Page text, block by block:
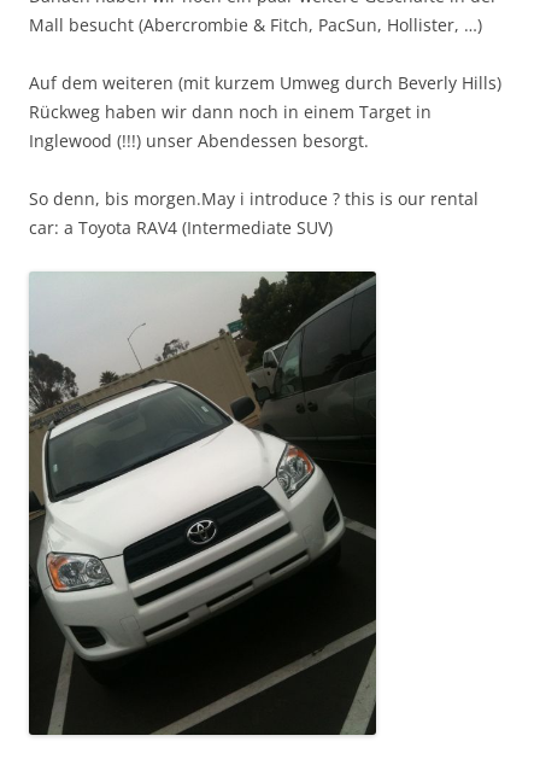
Mall besucht (Abercrombie & Fitch, PacSun, Hollister, …)
Auf dem weiteren (mit kurzem Umweg durch Beverly Hills)
Rückweg haben wir dann noch in einem Target in
Inglewood (!!!) unser Abendessen besorgt.
So denn, bis morgen.May i introduce ? this is our rental
car: a Toyota RAV4 (Intermediate SUV)